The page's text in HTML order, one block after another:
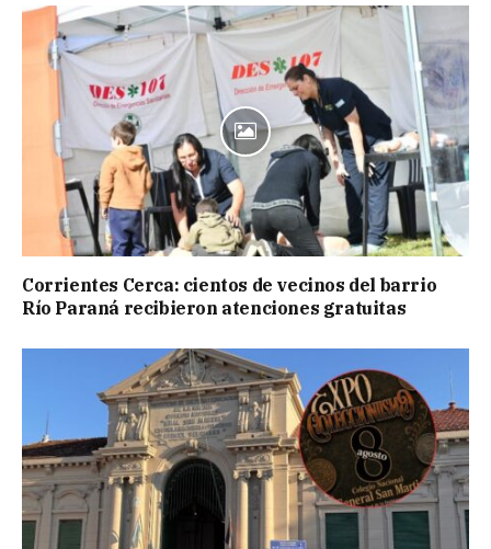
Corrientes Cerca: cientos de vecinos del barrio
Río Paraná recibieron atenciones gratuitas